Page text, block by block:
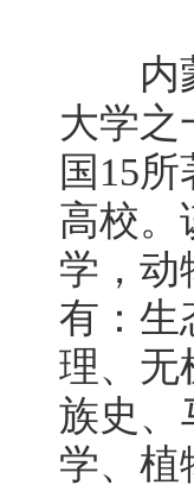
内蒙
大学之
国15
高校。
学，动
有：生
理、无
族史、
学、植